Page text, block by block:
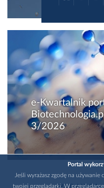
e-Kwartalnik
3/2026
WYDAWCA
Portal
Jeśli wyrażasz zgodę na
twojej przeglądarki. W